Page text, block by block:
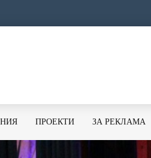
ПРОЕКТИ ЗА РЕКЛАМА